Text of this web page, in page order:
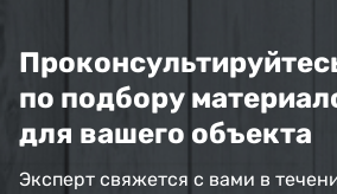
по подбору
для вашего объекта
Эксперт свяжется с вами в